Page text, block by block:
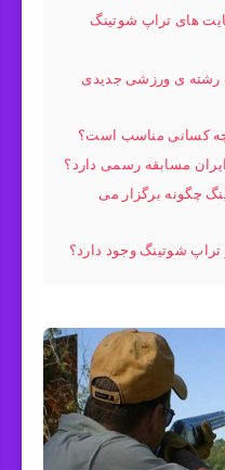
های تراپ شوتینگ
رشته ی ورزشی جدیدی
کسانی مناسب است؟
ایران مسابقه رسمی دارد؟
چگونه برگزار می
شوتینگ وجود دارد؟